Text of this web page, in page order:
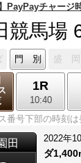
】PayPayチャージ
競馬場
門 別 盛 岡
1R
10:40
番号下部の時刻は
田 2022年
ダ